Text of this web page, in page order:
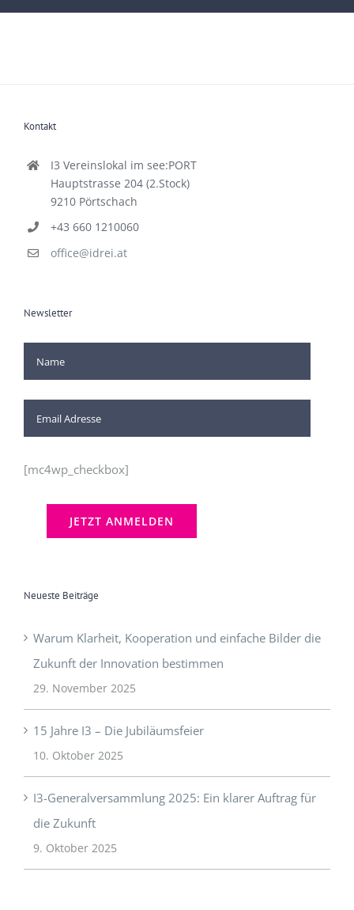
Kontakt
I3 Vereinslokal im see:PORT
Hauptstrasse 204 (2.Stock)
9210 Pörtschach
+43 660 1210060
office@idrei.at
Newsletter
[mc4wp_checkbox]
Neueste Beiträge
Warum Klarheit, Kooperation und einfache Bilder die
Zukunft der Innovation bestimmen
29. November 2025
15 Jahre I3 – Die Jubiläumsfeier
10. Oktober 2025
I3-Generalversammlung 2025: Ein klarer Auftrag für
die Zukunft
9. Oktober 2025